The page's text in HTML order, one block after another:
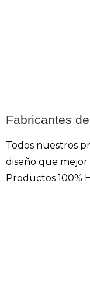
Fabricantes
Todos nuestros
diseño que
Productos 100%